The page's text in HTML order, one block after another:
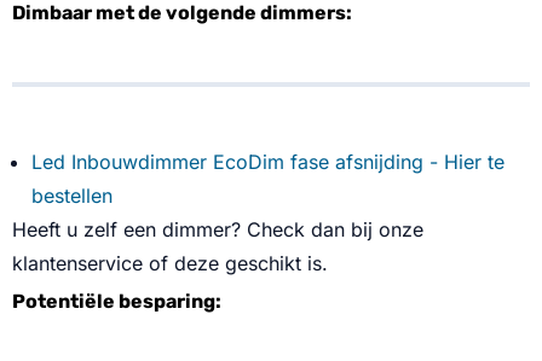
Dimbaar met de volgende dimmers:
Led Inbouwdimmer EcoDim fase afsnijding - Hier te
bestellen
Heeft u zelf een dimmer? Check dan bij onze
klantenservice of deze geschikt is.
Potentiële besparing: